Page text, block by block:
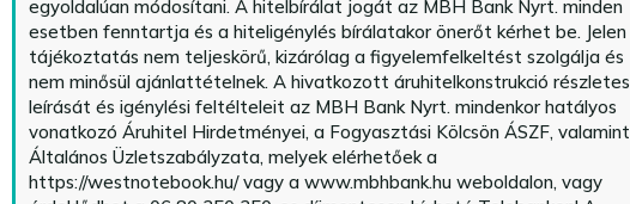
egyoldalúan módosítani. A hitelbírálat jogát az MBH Bank Nyrt. minden
esetben fenntartja és a hiteligénylés bírálatakor önerőt kérhet be. Jelen
tájékoztatás nem teljeskörű, kizárólag a figyelemfelkeltést szolgálja és
nem minősül ajánlattételnek. A hivatkozott áruhitelkonstrukció részletes
leírását és igénylési feltélteleit az MBH Bank Nyrt. mindenkor hatályos
vonatkozó Áruhitel Hirdetményei, a Fogyasztási Kölcsön ÁSZF, valamint
Általános Üzletszabályzata, melyek elérhetőek a
https://westnotebook.hu/vagy a www.mbhbank.hu weboldalon, vagy